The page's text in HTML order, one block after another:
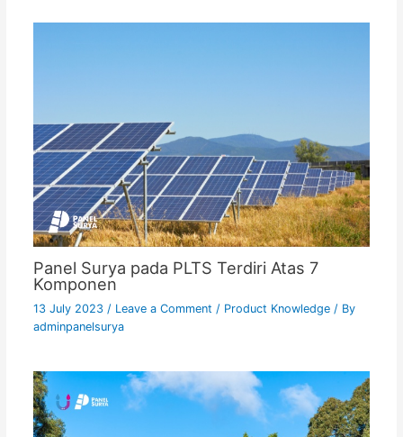
Panel Surya pada PLTS Terdiri Atas 7
Komponen
13 July 2023 / Leave a Comment / Product Knowledge/ By
adminpanelsurya